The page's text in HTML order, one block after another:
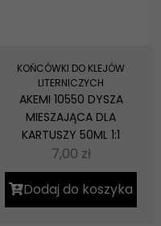
KOŃCÓWKI DO KLEJÓW
LITERNICZYCH
AKEMI 10550 DYSZA
MIESZAJĄCA DLA
KARTUSZY 50ML 1:1
7,00 zł
Dodaj do koszyka